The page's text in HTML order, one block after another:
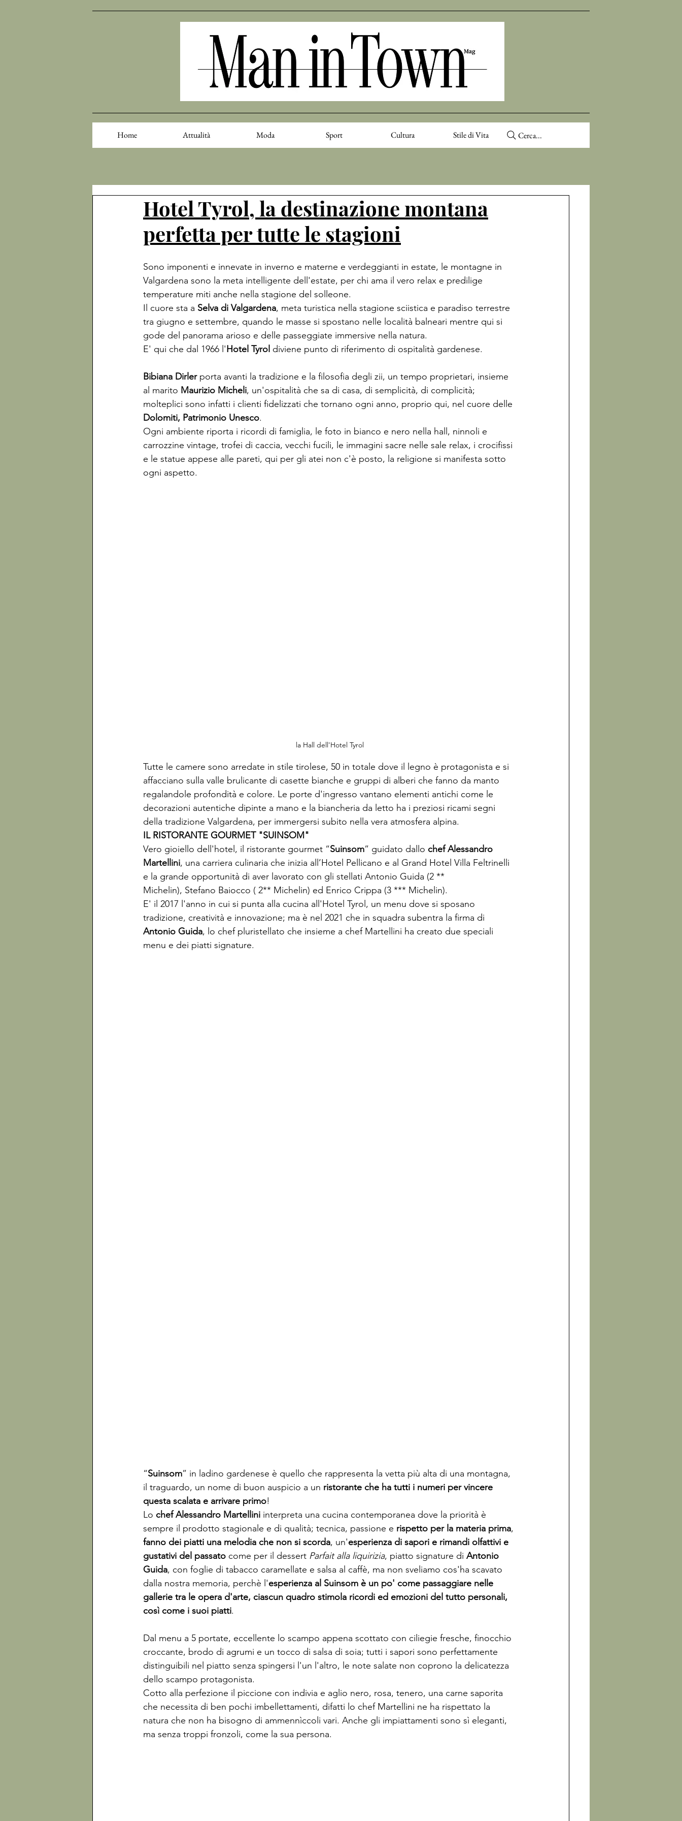
Home Attualità Moda Sport Cultura Stile di Vita Cerca...
Hotel Tyrol, la destinazione montana
perfetta per tutte le stagioni
Sono imponenti e innevate in inverno e materne e verdeggianti in estate, le montagne in
Valgardena sono la meta intelligente dell'estate, per chi ama il vero relax e predilige
temperature miti anche nella stagione del solleone.
Il cuore sta a Selva di Valgardena, meta turistica nella stagione sciistica e paradiso terrestre
tra giugno e settembre, quando le masse si spostano nelle località balneari mentre qui si
gode del panorama arioso e delle passeggiate immersive nella natura.
E' qui che dal 1966 l'Hotel Tyrol diviene punto di riferimento di ospitalità gardenese.
Bibiana Dirler porta avanti la tradizione e la filosofia degli zii, un tempo proprietari, insieme
al marito Maurizio Micheli, un'ospitalità che sa di casa, di semplicità, di complicità;
molteplici sono infatti i clienti fidelizzati che tornano ogni anno, proprio qui, nel cuore delle
Dolomiti, Patrimonio Unesco.
Ogni ambiente riporta i ricordi di famiglia, le foto in bianco e nero nella hall, ninnoli e
carrozzine vintage, trofei di caccia, vecchi fucili, le immagini sacre nelle sale relax, i crocifissi
e le statue appese alle pareti, qui per gli atei non c'è posto, la religione si manifesta sotto
ogni aspetto.
la Hall dell'Hotel Tyrol
Tutte le camere sono arredate in stile tirolese, 50 in totale dove il legno è protagonista e si
affacciano sulla valle brulicante di casette bianche e gruppi di alberi che fanno da manto
regalandole profondità e colore. Le porte d'ingresso vantano elementi antichi come le
decorazioni autentiche dipinte a mano e la biancheria da letto ha i preziosi ricami segni
della tradizione Valgardena, per immergersi subito nella vera atmosfera alpina.
IL RISTORANTE GOURMET "SUINSOM"
Vero gioiello dell'hotel, il ristorante gourmet “Suinsom” guidato dallo chef Alessandro
Martellini, una carriera culinaria che inizia all’Hotel Pellicano e al Grand Hotel Villa Feltrinelli
e la grande opportunità di aver lavorato con gli stellati Antonio Guida (2 **
Michelin), Stefano Baiocco ( 2** Michelin) ed Enrico Crippa (3 *** Michelin).
E' il 2017 l'anno in cui si punta alla cucina all'Hotel Tyrol, un menu dove si sposano
tradizione, creatività e innovazione; ma è nel 2021 che in squadra subentra la firma di
Antonio Guida, lo chef pluristellato che insieme a chef Martellini ha creato due speciali
menu e dei piatti signature.
“Suinsom” in ladino gardenese è quello che rappresenta la vetta più alta di una montagna,
il traguardo, un nome di buon auspicio a un ristorante che ha tutti i numeri per vincere
questa scalata e arrivare primo!
Lo chef Alessandro Martellini interpreta una cucina contemporanea dove la priorità è
sempre il prodotto stagionale e di qualità; tecnica, passione e rispetto per la materia prima,
fanno dei piatti una melodia che non si scorda, un'esperienza di sapori e rimandi olfattivi e
gustativi del passato come per il dessert Parfait alla liquirizia, piatto signature di Antonio
Guida, con foglie di tabacco caramellate e salsa al caffè, ma non sveliamo cos'ha scavato
dalla nostra memoria, perchè l'esperienza al Suinsom è un po' come passaggiare nelle
gallerie tra le opera d'arte, ciascun quadro stimola ricordi ed emozioni del tutto personali,
così come i suoi piatti.
Dal menu a 5 portate, eccellente lo scampo appena scottato con ciliegie fresche, finocchio
croccante, brodo di agrumi e un tocco di salsa di soia; tutti i sapori sono perfettamente
distinguibili nel piatto senza spingersi l'un l'altro, le note salate non coprono la delicatezza
dello scampo protagonista.
Cotto alla perfezione il piccione con indivia e aglio nero, rosa, tenero, una carne saporita
che necessita di ben pochi imbellettamenti, difatti lo chef Martellini ne ha rispettato la
natura che non ha bisogno di ammennìccoli vari. Anche gli impiattamenti sono sì eleganti,